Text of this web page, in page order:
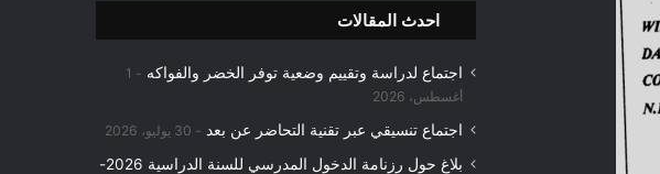
احدث المقالات
اجتماع لدراسة وتقييم وضعية توفر الخضر والفواكه
1
أغسطس، 2026
اجتماع تنسيقي عبر تقنية التحاضر عن بعد 30 يوليو، 2026
بلاغ حول رزنامة الدخول المدرسي للسنة الدراسية 2026-